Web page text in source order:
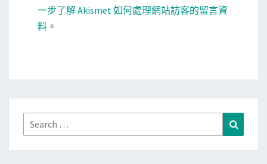
一步了解 Akismet 如何處理網站訪客的留言資
料 。
Search
for: